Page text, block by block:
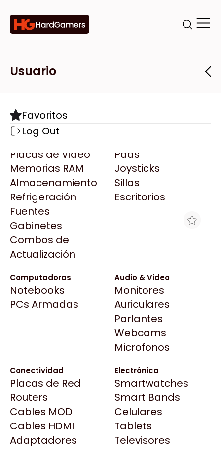
Categorías
Componentes
Motherboards
Microprocesadores
Placas de Video
Memorias RAM
Almacenamiento
Refrigeración
Fuentes
Gabinetes
Combos de
Actualización
Pads
Joysticks
Sillas
Escritorios
Computadoras
Notebooks
PCs Armadas
Audio & Video
Monitores
Auriculares
Parlantes
Webcams
Microfonos
Conectividad
Placas de Red
Routers
Cables MOD
Cables HDMI
Adaptadores
Electrónica
Smartwatches
Smart Bands
Celulares
Tablets
Televisores
Marcas
Todas las Marcas
AMD
AULA
Acer
Adata
AeroCool
Antec
Arkham
Asrock
BenQ
CX
Cooler Master
Deepcool
Dell
EVGA
Gamemax
Genesis
Genius
Tiendas
Destacadas
Todas las Tiendas
Click Gaming
Compufan Store
Dinobyte
Full H4rd
Gaming City
Gezatek
Usuario
Favoritos
Log Out
HPE DL380/DL560 G11 2U HIGH
PERFORMANCE FAN KIT
$1.166.897
Ver producto en la página de Max Tecno